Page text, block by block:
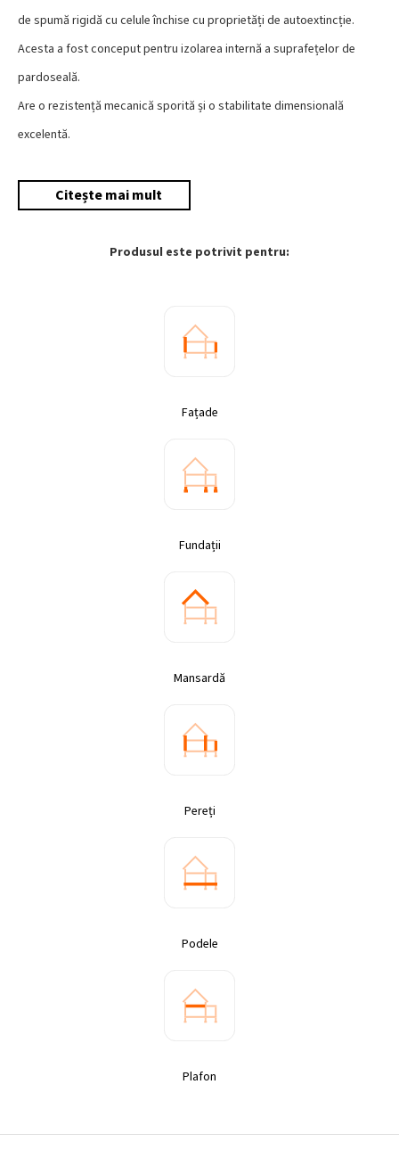
de spumă rigidă cu celule închise cu proprietăți de autoextincție.
Acesta a fost conceput pentru izolarea internă a suprafețelor de
pardoseală.
Are o rezistență mecanică sporită și o stabilitate dimensională
excelentă.
Citește mai mult
Produsul este potrivit pentru:
Fațade
Fundații
Mansardă
Pereți
Podele
Plafon